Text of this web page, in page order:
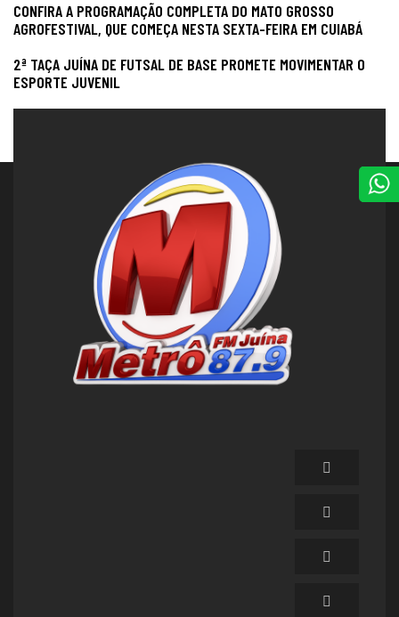
CONFIRA A PROGRAMAÇÃO COMPLETA DO MATO GROSSO
AGROFESTIVAL, QUE COMEÇA NESTA SEXTA-FEIRA EM CUIABÁ
2ª TAÇA JUÍNA DE FUTSAL DE BASE PROMETE MOVIMENTAR O
ESPORTE JUVENIL